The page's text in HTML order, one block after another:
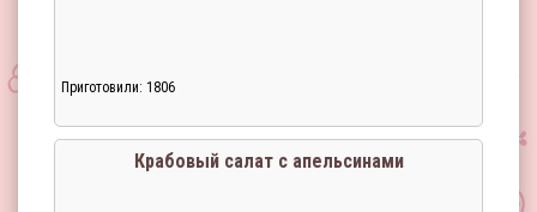
Приготовили: 1806
Крабовый салат с апельсинами